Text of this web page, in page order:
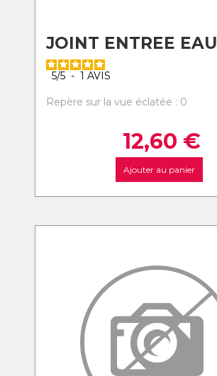
JOINT ENTREE EAU
5/5 - 1 AVIS
Repère sur la vue éclatée : 0
12,60 €
Ajouter au panier